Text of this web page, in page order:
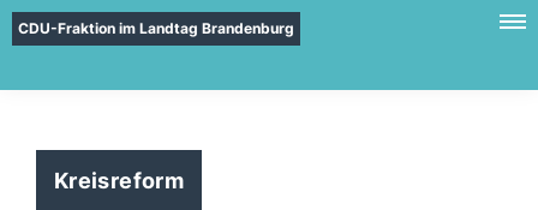
CDU-Fraktion im Landtag Brandenburg
Kreisreform